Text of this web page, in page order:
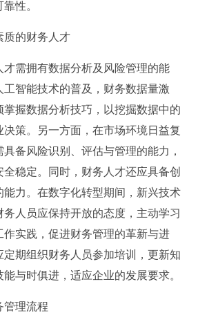
性。
质的财务人才
才需拥有数据分析及风险管理的能
工智能技术的普及，财务数据量激
握数据分析技巧，以挖掘数据中的
策。另一方面，在市场环境日益复
备风险识别、评估与管理的能力，
全稳定。同时，财务人才还应具备创
能力。在数字化转型期间，新兴技术
人员应保持开放的态度，主动学习
作实践，促进财务管理的革新与进
定期组织财务人员参加培训，更新知
与时俱进，适应企业的发展要求。
管理流程